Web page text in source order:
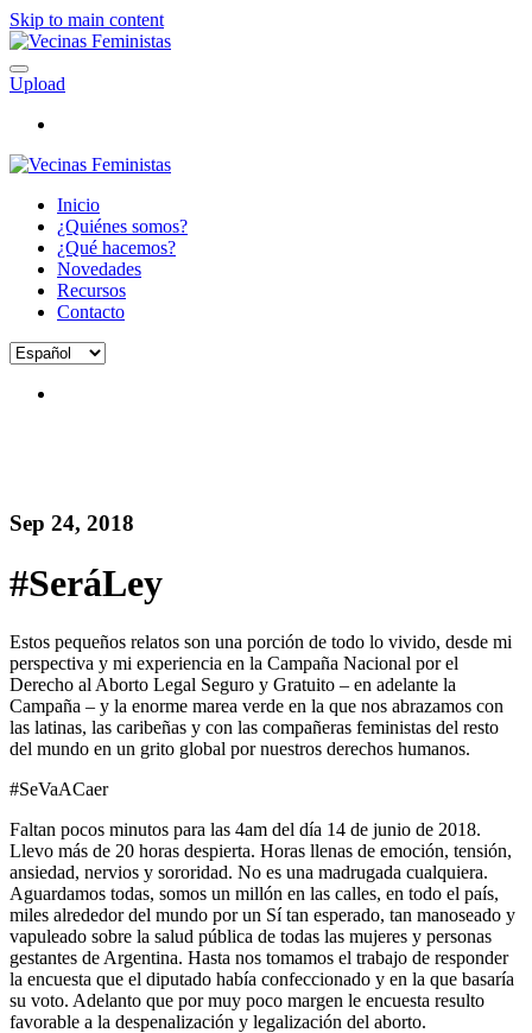
Skip to main content
Upload
Inicio
¿Quiénes somos?
¿Qué hacemos?
Novedades
Recursos
Contacto
Selector
Sep 24, 2018
#SeráLey
Estos pequeños relatos son una porción de todo lo vivido, desde mi
perspectiva y mi experiencia en la Campaña Nacional por el
Derecho al Aborto Legal Seguro y Gratuito – en adelante la
Campaña – y la enorme marea verde en la que nos abrazamos con
las latinas, las caribeñas y con las compañeras feministas del resto
del mundo en un grito global por nuestros derechos humanos.
#SeVaACaer
Faltan pocos minutos para las 4am del día 14 de junio de 2018.
Llevo más de 20 horas despierta. Horas llenas de emoción, tensión,
ansiedad, nervios y sororidad. No es una madrugada cualquiera.
Aguardamos todas, somos un millón en las calles, en todo el país,
miles alrededor del mundo por un Sí tan esperado, tan manoseado y
vapuleado sobre la salud pública de todas las mujeres y personas
gestantes de Argentina. Hasta nos tomamos el trabajo de responder
la encuesta que el diputado había confeccionado y en la que basaría
su voto. Adelanto que por muy poco margen le encuesta resulto
favorable a la despenalización y legalización del aborto.